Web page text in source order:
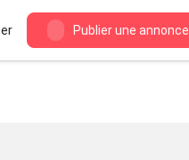
Publier une annonce